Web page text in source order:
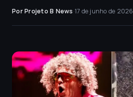
Por Projeto B News·17 de junho de 2026